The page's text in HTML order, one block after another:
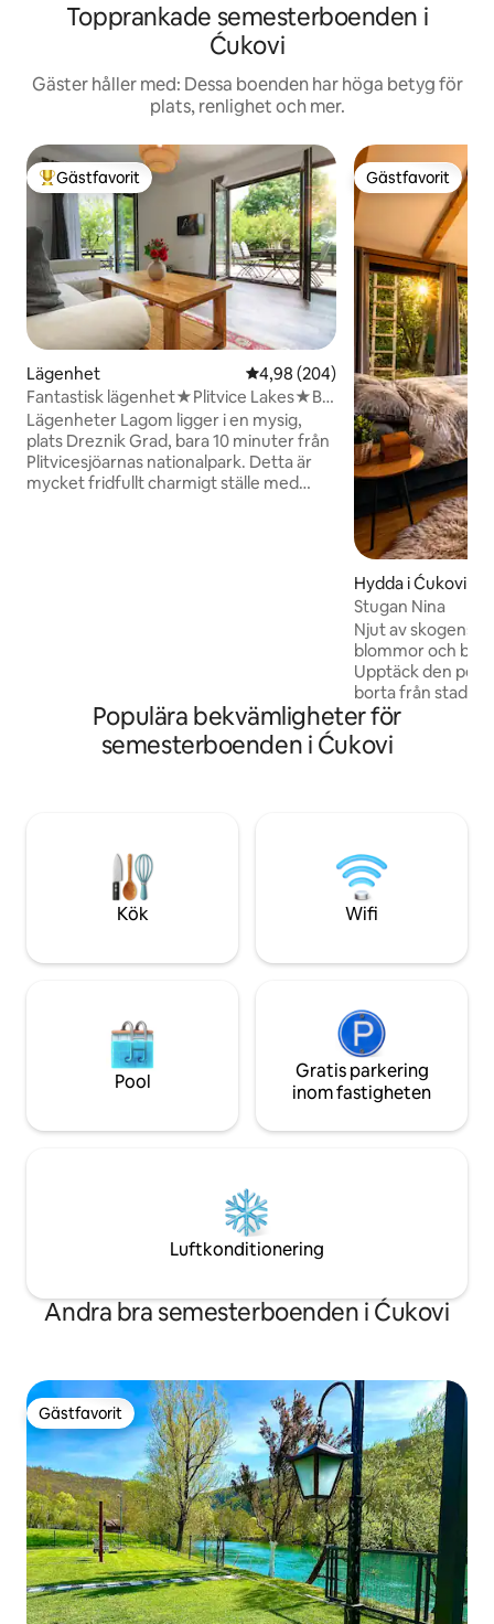
Topprankade semesterboenden i
Ćukovi
Gäster håller med: Dessa boenden har höga betyg för
plats, renlighet och mer.
Populär gästfavorit
Gästfavorit
Lägenhet 4,98 av 5 i genomsnittligt
4,98 (204)
Fantastisk lägenhet★Plitvice Lakes★Big
Terrace
Lägenheter Lagom ligger i en mysig,
plats Dreznik Grad, bara 10 minuter från
Plitvicesjöarnas nationalpark. Detta är
mycket fridfullt charmigt ställe med
Gästfavorit
Gästfavorit
Hydda i Ćukovi
Stugan Nina
Njut av skogens
blommor och
Upptäck den
borta från
timmerstugan,
skog, vid en klar
till UNA
barn och vuxna.
minnen på detta
Populära bekvämligheter för
semesterboenden i Ćukovi
Kök Wifi
Pool
Gratis parkering
inom fastigheten
Luftkonditionering
Andra bra semesterboenden i Ćukovi
Gästfavorit
Gästfavorit